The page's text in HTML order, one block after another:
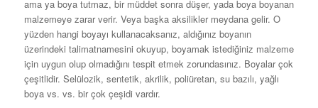
ama ya boya tutmaz, bir müddet sonra düşer, yada boya boyanan
malzemeye zarar verir. Veya başka aksilikler meydana gelir. O
yüzden hangi boyayı kullanacaksanız, aldığınız boyanın
üzerindeki talimatnamesini okuyup, boyamak istediğiniz malzeme
için uygun olup olmadığını tespit etmek zorundasınız. Boyalar çok
çeşitlidir. Selülozik, sentetik, akrilik, poliüretan, su bazılı, yağlı
boya vs. vs. bir çok çeşidi vardır.